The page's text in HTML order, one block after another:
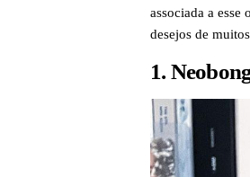
associada a
desejos de
1.